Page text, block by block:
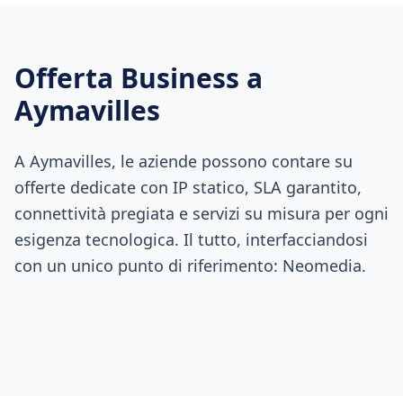
Offerta Business a
Aymavilles
A Aymavilles, le aziende possono contare su
offerte dedicate con IP statico, SLA garantito,
connettività pregiata e servizi su misura per ogni
esigenza tecnologica. Il tutto, interfacciandosi
con un unico punto di riferimento: Neomedia.